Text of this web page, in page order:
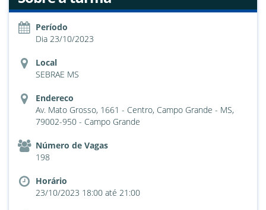
Período
Dia 23/10/2023
Local
SEBRAE MS
Endereco
Av. Mato Grosso, 1661 - Centro, Campo Grande - MS,
79002-950 - Campo Grande
Número de Vagas
198
Horário
23/10/2023 18:00 até 21:00